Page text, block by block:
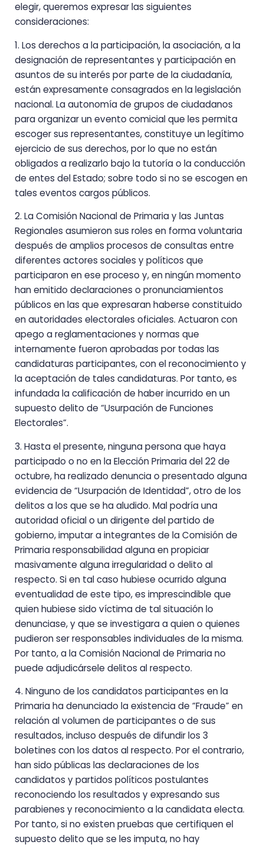
elegir, queremos expresar las siguientes
consideraciones:
1. Los derechos a la participación, la asociación, a la
designación de representantes y participación en
asuntos de su interés por parte de la ciudadanía,
están expresamente consagrados en la legislación
nacional. La autonomía de grupos de ciudadanos
para organizar un evento comicial que les permita
escoger sus representantes, constituye un legítimo
ejercicio de sus derechos, por lo que no están
obligados a realizarlo bajo la tutoría o la conducción
de entes del Estado; sobre todo si no se escogen en
tales eventos cargos públicos.
2. La Comisión Nacional de Primaria y las Juntas
Regionales asumieron sus roles en forma voluntaria
después de amplios procesos de consultas entre
diferentes actores sociales y políticos que
participaron en ese proceso y, en ningún momento
han emitido declaraciones o pronunciamientos
públicos en las que expresaran haberse constituido
en autoridades electorales oficiales. Actuaron con
apego a reglamentaciones y normas que
internamente fueron aprobadas por todas las
candidaturas participantes, con el reconocimiento y
la aceptación de tales candidaturas. Por tanto, es
infundada la calificación de haber incurrido en un
supuesto delito de “Usurpación de Funciones
Electorales”.
3. Hasta el presente, ninguna persona que haya
participado o no en la Elección Primaria del 22 de
octubre, ha realizado denuncia o presentado alguna
evidencia de “Usurpación de Identidad”, otro de los
delitos a los que se ha aludido. Mal podría una
autoridad oficial o un dirigente del partido de
gobierno, imputar a integrantes de la Comisión de
Primaria responsabilidad alguna en propiciar
masivamente alguna irregularidad o delito al
respecto. Si en tal caso hubiese ocurrido alguna
eventualidad de este tipo, es imprescindible que
quien hubiese sido víctima de tal situación lo
denunciase, y que se investigara a quien o quienes
pudieron ser responsables individuales de la misma.
Por tanto, a la Comisión Nacional de Primaria no
puede adjudicársele delitos al respecto.
4. Ninguno de los candidatos participantes en la
Primaria ha denunciado la existencia de “Fraude” en
relación al volumen de participantes o de sus
resultados, incluso después de difundir los 3
boletines con los datos al respecto. Por el contrario,
han sido públicas las declaraciones de los
candidatos y partidos políticos postulantes
reconociendo los resultados y expresando sus
parabienes y reconocimiento a la candidata electa.
Por tanto, si no existen pruebas que certifiquen el
supuesto delito que se les imputa, no hay